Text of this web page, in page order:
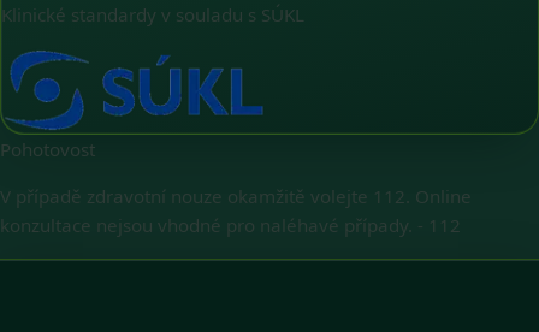
Klinické standardy v souladu s SÚKL
Pohotovost
V případě zdravotní nouze okamžitě volejte 112. Online
konzultace nejsou vhodné pro naléhavé případy. - 112